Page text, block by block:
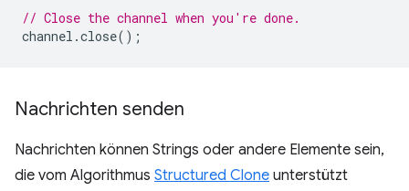
// Close the channel when you're done.
channel .close();
Nachrichten senden
Nachrichten können Strings oder andere Elemente sein,
die vom Algorithmus Structured Clone unterstützt